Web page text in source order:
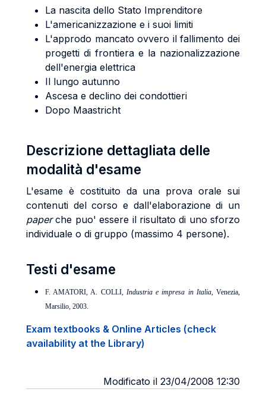
La nascita dello Stato Imprenditore
L'americanizzazione e i suoi limiti
L'approdo mancato ovvero il fallimento dei
progetti di frontiera e la nazionalizzazione
dell'energia elettrica
Il lungo autunno
Ascesa e declino dei condottieri
Dopo Maastricht
Descrizione dettagliata delle
modalità d'esame
L'esame è costituito da una prova orale sui
contenuti del corso e dall'elaborazione di un
paperche puo' essere il risultato di uno sforzo
individuale o di gruppo (massimo 4 persone).
Testi d'esame
F. AMATORI, A. COLLI, Industria e impresa in Italia, Venezia,
Marsilio, 2003.
Exam textbooks & Online Articles (check
availability at the Library)
Modificato il 23/04/2008 12:30